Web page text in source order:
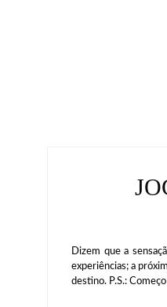
Dizem que a
experiências; a
destino. P.S.: